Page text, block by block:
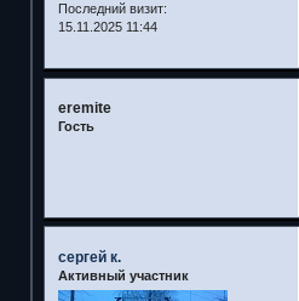
Последний визит:
15.11.2025 11:44
eremite
Гость
сергей к.
Активный участник